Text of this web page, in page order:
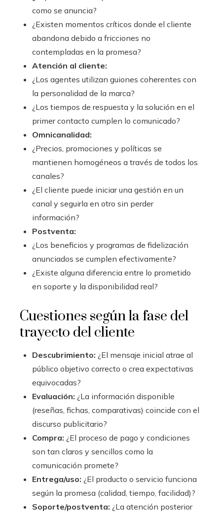
como se anuncia?
¿Existen momentos críticos donde el cliente
abandona debido a fricciones no
contempladas en la promesa?
Atención al cliente:
¿Los agentes utilizan guiones coherentes con
la personalidad de la marca?
¿Los tiempos de respuesta y la solución en el
primer contacto cumplen lo comunicado?
Omnicanalidad:
¿Precios, promociones y políticas se
mantienen homogéneos a través de todos los
canales?
¿El cliente puede iniciar una gestión en un
canal y seguirla en otro sin perder
información?
Postventa:
¿Los beneficios y programas de fidelización
anunciados se cumplen efectivamente?
¿Existe alguna diferencia entre lo prometido
en soporte y la disponibilidad real?
Cuestiones según la fase del
trayecto del cliente
Descubrimiento: ¿El mensaje inicial atrae al
público objetivo correcto o crea expectativas
equivocadas?
Evaluación: ¿La información disponible
(reseñas, fichas, comparativas) coincide con el
discurso publicitario?
Compra: ¿El proceso de pago y condiciones
son tan claros y sencillos como la
comunicación promete?
Entrega/uso: ¿El producto o servicio funciona
según la promesa (calidad, tiempo, facilidad)?
Soporte/postventa: ¿La atención posterior